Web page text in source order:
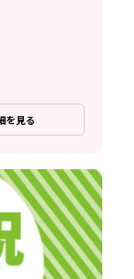
を見る